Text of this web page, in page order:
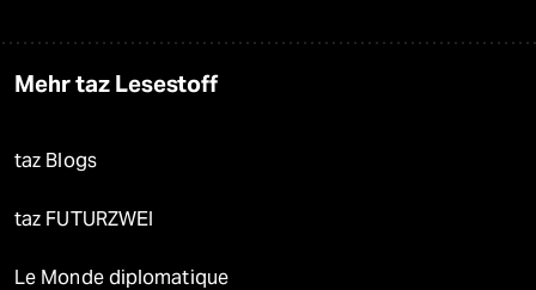
Mehr taz Lesestoff
taz Blogs
taz FUTURZWEI
Le Monde diplomatique